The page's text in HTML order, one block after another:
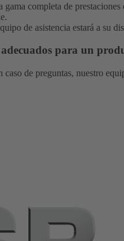
gama completa de
de asistencia estará a su
para un
caso de preguntas, nuestro